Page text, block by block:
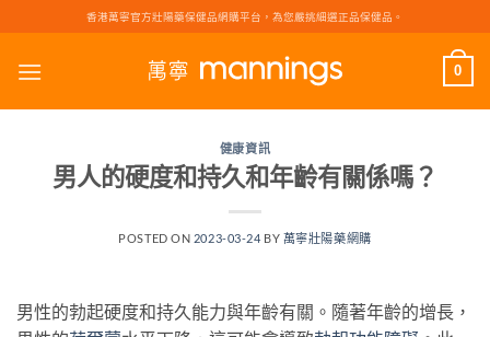
to
content
香港萬寧官方壯陽藥保健品網購平台，為您嚴挑細選正品保健品。
0
健康資訊
男人的硬度和持久和年齡有關係嗎？
POSTED ON 2023-03-24 BY 萬寧壯陽藥網購
男性的勃起硬度和持久能力與年齡有關。隨著年齡的增長，